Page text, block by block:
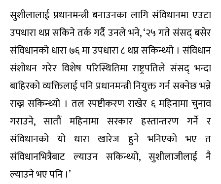
सुशीलालाई प्रधानमन्त्री बनाउनका लागि संविधानमा एउटा
उपधारा थप्न सकिने तर्क गर्दै उनले भने, ‘२५ गते संसद् बसेर
संविधानको धारा ७६ मा उपधारा ८ थप्न सकिन्थ्यो । संविधान
संशोधन गरेर विशेष परिस्थितिमा राष्ट्रपतिले संसद् भन्दा
बाहिरको व्यक्तिलाई पनि प्रधानमन्त्री नियुक्त गर्न सक्नेछ भन्ने
राख्न सकिन्थ्यो । तल स्पष्टीकरण राखेर ६ महिनामा चुनाव
गराउने, सातौं महिनामा सरकार हस्तान्तरण गर्ने र
संविधानको यो धारा खारेज हुने भनिएको भए त
संविधानभित्रैबाट ल्याउन सकिन्थ्यो, सुशीलाजीलाई नै
ल्याउने भए पनि ।’